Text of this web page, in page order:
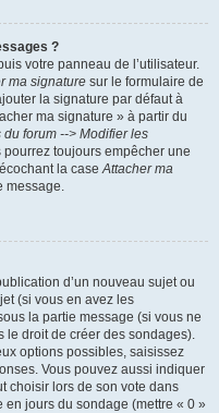
?
votre panneau de l’utilisateur.
ma signature sur le formulaire de
la signature par défaut à
ma signature » à partir du
du forum --> Modifier les
pourrez toujours empêcher une
la caseAttacher ma
message.
d’un nouveau sujet ou
(si vous en avez les
la partie message (si vous ne
le droit de créer des sondages).
options possibles, saisissez
Vous pouvez aussi indiquer
choisir lors de son vote dans
en jours du sondage (mettre « 0 »